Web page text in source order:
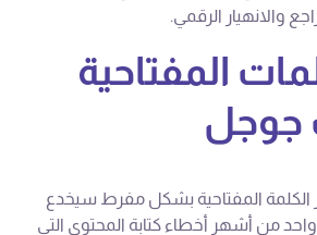
والانهيار الرقمي.
المفتاحية
جوجل
الكلمة المفتاحية بشكل مفرط سيخدع
من أشهر أخطاء كتابة المحتوى التي